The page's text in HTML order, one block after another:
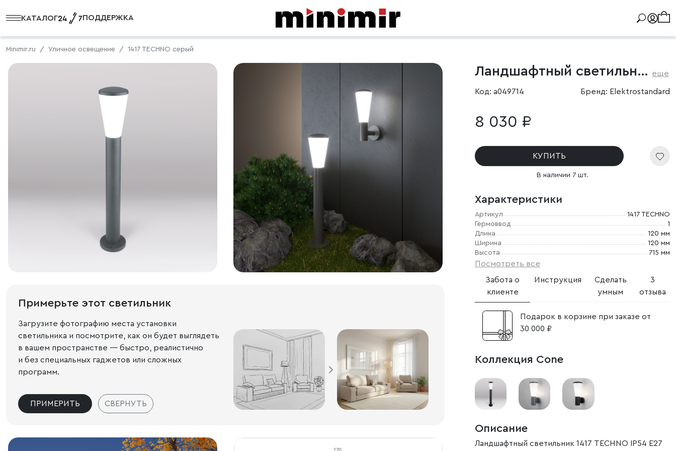
КАТАЛОГ ПОДДЕРЖКА
Minimir.ru Уличное освещение 1417 TECHNO серый
Примерьте этот светильник
Загрузите фотографию места установки
светильника и посмотрите, как он будет выглядеть
в вашем пространстве — быстро, реалистично
и без специальных гаджетов или сложных
программ.
ПРИМЕРИТЬ СВЕРНУТЬ
Ландшафтный светильник серый IP54 еще
Код: a049714 Бренд: Elektrostandard
8 030 ₽
КУПИТЬ
В наличии 7 шт.
Характеристики
Артикул
1417 TECHNO
Гермоввод
1
Длина
120 мм
Ширина
120 мм
Высота
715 мм
Посмотреть все
Забота о
клиенте
Инструкция
Сделать
умным
3
отзыва
Подарок в корзине при заказе от
30 000 ₽
Коллекция Cone
Описание
Ландшафтный светильник 1417 TECHNO IP54 E27